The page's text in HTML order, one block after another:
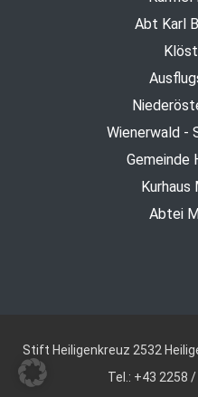
Abt Karl
Wienerwald -
Gemeinde
Kurhaus
Abtei
Stift Heiligenkreuz 2532
Tel.: +43 2258